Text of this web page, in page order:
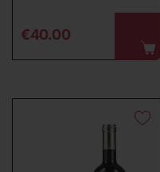
Regular price
€40.00